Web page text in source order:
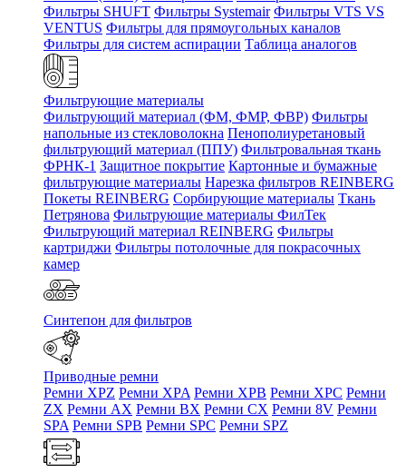
Фильтры SHUFT Фильтры Systemair Фильтры VTS VS
VENTUS Фильтры для прямоугольных каналов
Фильтры для систем аспирации Таблица аналогов
Фильтрующие материалы
Фильтрующий материал (ФМ, ФМР, ФВР) Фильтры
напольные из стекловолокна Пенополиуретановый
фильтрующий материал (ППУ) Фильтровальная ткань
ФРНК-1 Защитное покрытие Картонные и бумажные
фильтрующие материалы Нарезка фильтров REINBERG
Покеты REINBERG Сорбирующие материалы Ткань
Петрянова Фильтрующие материалы ФилТек
Фильтрующий материал REINBERG Фильтры
картриджи Фильтры потолочные для покрасочных
камер
Синтепон для фильтров
Приводные ремни
Ремни XPZ Ремни XPA Ремни XPB Ремни XPC Ремни
ZX Ремни AX Ремни BX Ремни CX Ремни 8V Ремни
SPA Ремни SPB Ремни SPC Ремни SPZ